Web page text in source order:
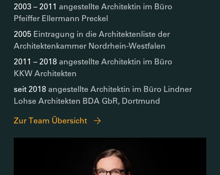
2003 – 2011 angestellte Architektin im Büro
Pfeiffer Ellermann Preckel
2005 Eintragung in die Architektenliste der
Architektenkammer Nordrhein-Westfalen
2011 – 2018angestellte Architektin im Büro
KKW Architekten
seit 2018angestellte Architektin im Büro Lindner
Lohse Architekten BDA GbR, Dortmund
Zur Team Übersicht